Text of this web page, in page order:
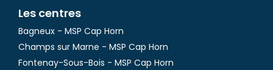
Les centres
Bagneux - MSP Cap Horn
Champs sur Marne - MSP Cap Horn
Fontenay-Sous-Bois - MSP Cap Horn